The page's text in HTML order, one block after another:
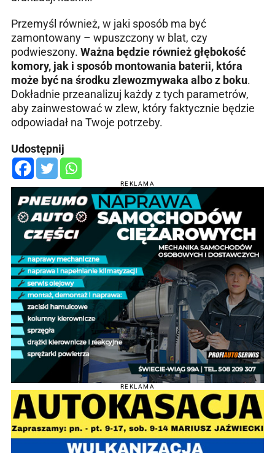
Przemyśl również, w jaki sposób ma być
zamontowany – wpuszczony w blat, czy
podwieszony. Ważna będzie również głębokość
komory, jak i sposób montowania baterii, która
może być na środku zlewozmywaka albo z boku.
Dokładnie przeanalizuj każdy z tych parametrów,
aby zainwestować w zlew, który faktycznie będzie
odpowiadał na Twoje potrzeby.
Udostępnij
REKLAMA
REKLAMA